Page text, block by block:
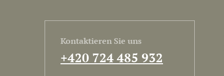
Kontaktieren Sie uns
+420 724 485 932